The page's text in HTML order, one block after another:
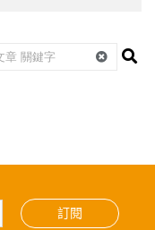
訂閱